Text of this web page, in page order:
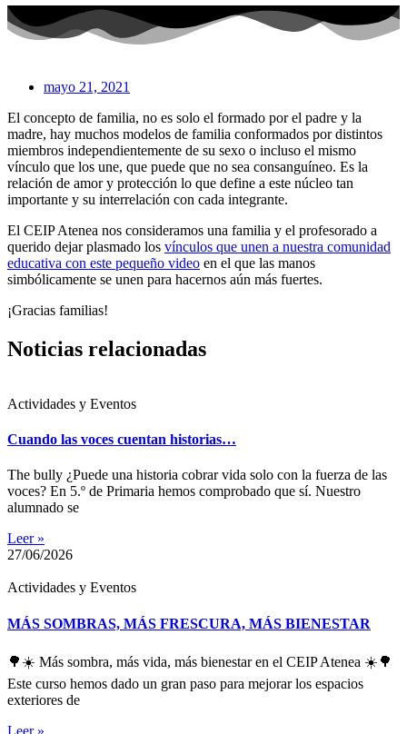
mayo 21, 2021
El concepto de familia, no es solo el formado por el padre y la
madre, hay muchos modelos de familia conformados por distintos
miembros independientemente de su sexo o incluso el mismo
vínculo que los une, que puede que no sea consanguíneo. Es la
relación de amor y protección lo que define a este núcleo tan
importante y su interrelación con cada integrante.
El CEIP Atenea nos consideramos una familia y el profesorado a
querido dejar plasmado los vínculos que unen a nuestra comunidad
educativa con este pequeño video en el que las manos
simbólicamente se unen para hacernos aún más fuertes.
¡Gracias familias!
Noticias relacionadas
Actividades y Eventos
Cuando las voces cuentan historias…
The bully ¿Puede una historia cobrar vida solo con la fuerza de las
voces? En 5.º de Primaria hemos comprobado que sí. Nuestro
alumnado se
Leer »
27/06/2026
Actividades y Eventos
MÁS SOMBRAS, MÁS FRESCURA, MÁS BIENESTAR
🌳☀️ Más sombra, más vida, más bienestar en el CEIP Atenea ☀️🌳
Este curso hemos dado un gran paso para mejorar los espacios
exteriores de
Leer »